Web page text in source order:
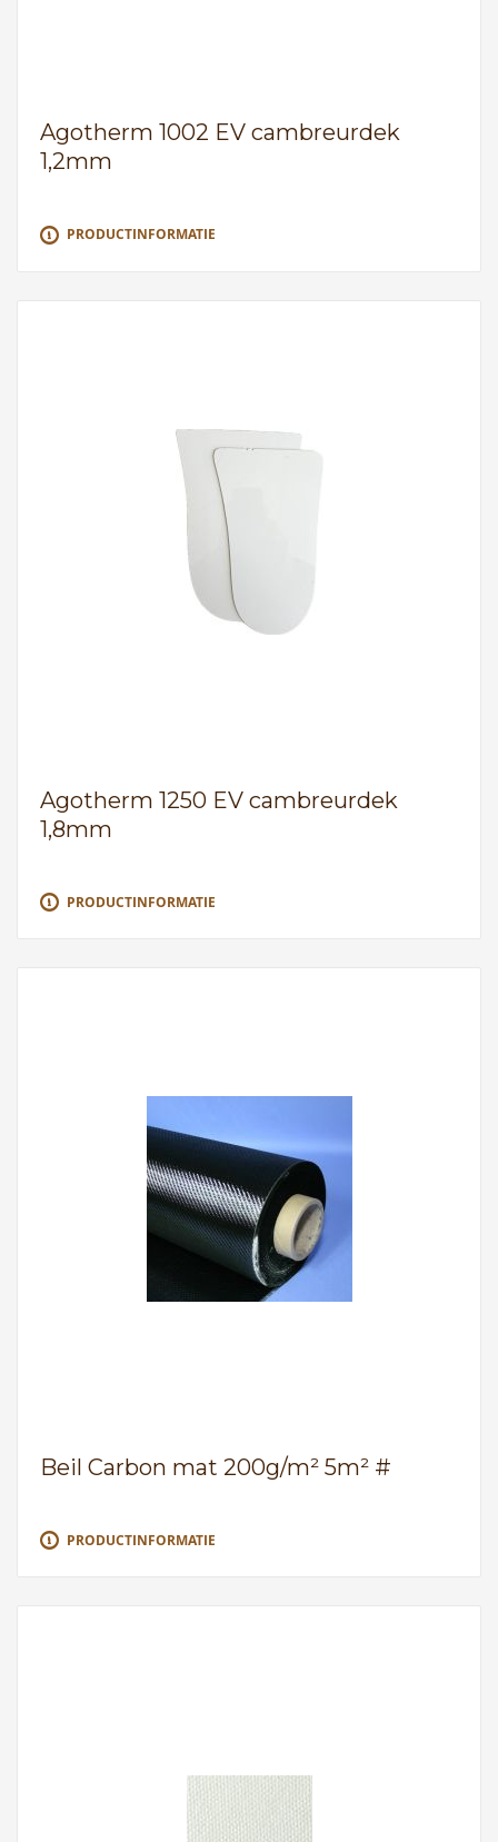
Agotherm 1002 EV cambreurdek
1,2mm
PRODUCTINFORMATIE
Agotherm 1250 EV cambreurdek
1,8mm
PRODUCTINFORMATIE
Beil Carbon mat 200g/m² 5m² #
PRODUCTINFORMATIE